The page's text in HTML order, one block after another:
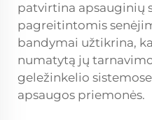
patvirtina apsauginių
pagreitintomis
bandymai užtikrina,
numatytą jų
geležinkelio
apsaugos priemonės.